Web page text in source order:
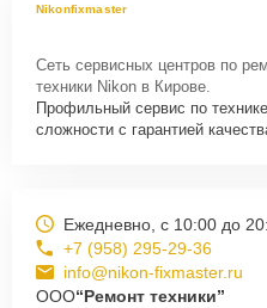
Nikonfixmaster
Сеть сервисных центров по
техники Nikon в Кирове.
Профильный сервис по
сложности с гарантией
Ежедневно, с 10:00 до
+7 (958) 295-29-36
info@nikon-fixmaster.ru
ООО“Ремонт техники”